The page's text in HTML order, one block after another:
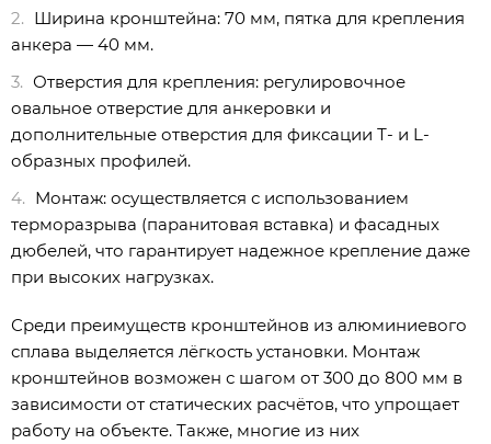
Ширина кронштейна: 70 мм, пятка для крепления
анкера — 40 мм.
Отверстия для крепления: регулировочное
овальное отверстие для анкеровки и
дополнительные отверстия для фиксации Т- и L-
образных профилей.
Монтаж: осуществляется с использованием
терморазрыва (паранитовая вставка) и фасадных
дюбелей, что гарантирует надежное крепление даже
при высоких нагрузках.
Среди преимуществ кронштейнов из алюминиевого
сплава выделяется лёгкость установки. Монтаж
кронштейнов возможен с шагом от 300 до 800 мм в
зависимости от статических расчётов, что упрощает
работу на объекте. Также, многие из них